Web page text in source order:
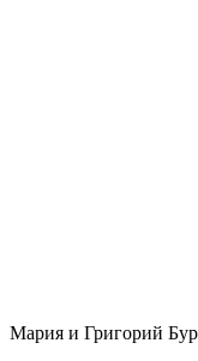
Мария и Григорий